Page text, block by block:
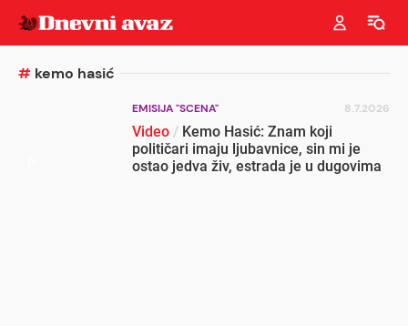
# kemo hasić
EMISIJA "SCENA" 8.7.2026
Video / Kemo Hasić: Znam koji
političari imaju ljubavnice, sin mi je
ostao jedva živ, estrada je u dugovima